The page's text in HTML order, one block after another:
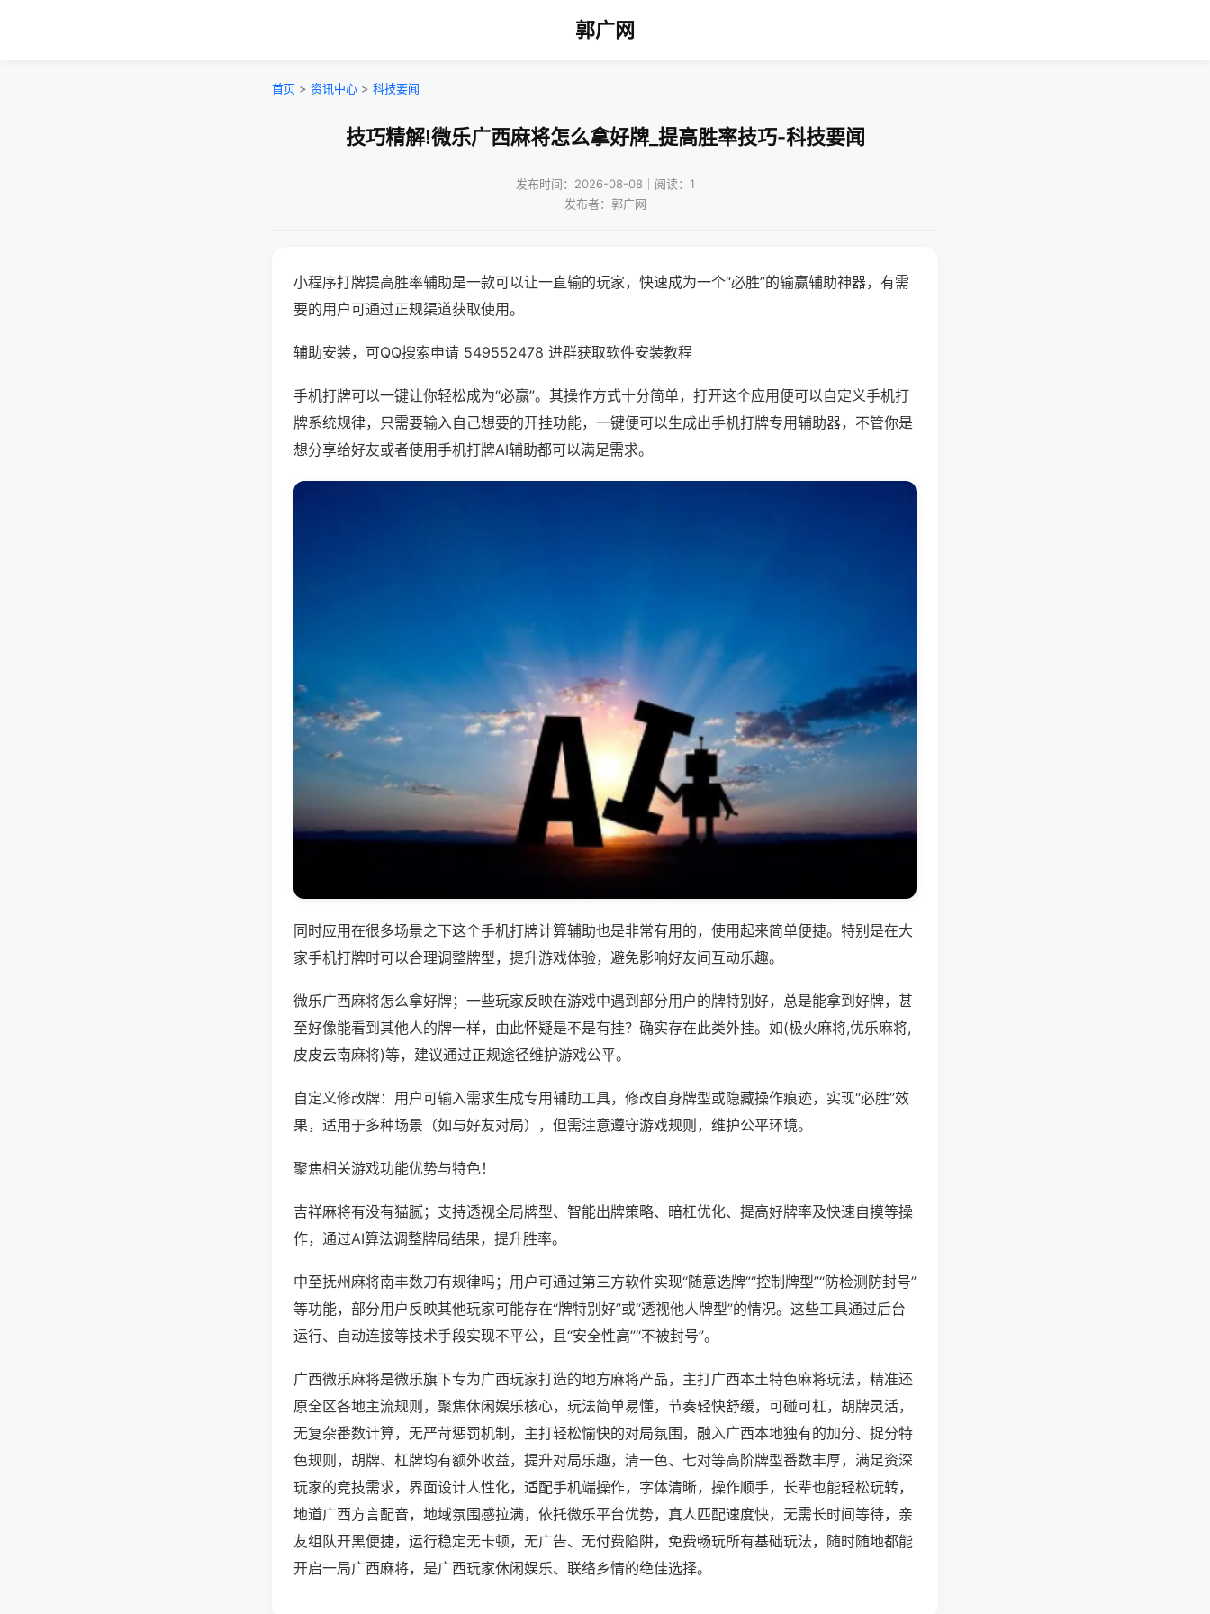
郭广网
首页 > 资讯中心 > 科技要闻
技巧精解!微乐广西麻将怎么拿好牌_提高胜率技巧-科技要闻
发布时间：2026-08-08｜阅读：1
发布者：郭广网
小程序打牌提高胜率辅助是一款可以让一直输的玩家，快速成为一个“必胜”的输赢辅助神器，有需
要的用户可通过正规渠道获取使用。
辅助安装，可QQ搜索申请 549552478 进群获取软件安装教程
手机打牌可以一键让你轻松成为“必赢”。其操作方式十分简单，打开这个应用便可以自定义手机打
牌系统规律，只需要输入自己想要的开挂功能，一键便可以生成出手机打牌专用辅助器，不管你是
想分享给好友或者使用手机打牌AI辅助都可以满足需求。
同时应用在很多场景之下这个手机打牌计算辅助也是非常有用的，使用起来简单便捷。特别是在大
家手机打牌时可以合理调整牌型，提升游戏体验，避免影响好友间互动乐趣。
微乐广西麻将怎么拿好牌；一些玩家反映在游戏中遇到部分用户的牌特别好，总是能拿到好牌，甚
至好像能看到其他人的牌一样，由此怀疑是不是有挂？确实存在此类外挂。如(极火麻将,优乐麻将,
皮皮云南麻将)等，建议通过正规途径维护游戏公平。
自定义修改牌：用户可输入需求生成专用辅助工具，修改自身牌型或隐藏操作痕迹，实现“必胜”效
果，适用于多种场景（如与好友对局），但需注意遵守游戏规则，维护公平环境。
聚焦相关游戏功能优势与特色！
吉祥麻将有没有猫腻；支持透视全局牌型、智能出牌策略、暗杠优化、提高好牌率及快速自摸等操
作，通过AI算法调整牌局结果，提升胜率。
中至抚州麻将南丰数刀有规律吗；用户可通过第三方软件实现“随意选牌”“控制牌型”“防检测防封号”
等功能，部分用户反映其他玩家可能存在“牌特别好”或“透视他人牌型”的情况。这些工具通过后台
运行、自动连接等技术手段实现不平公，且“安全性高”“不被封号”。
广西微乐麻将是微乐旗下专为广西玩家打造的地方麻将产品，主打广西本土特色麻将玩法，精准还
原全区各地主流规则，聚焦休闲娱乐核心，玩法简单易懂，节奏轻快舒缓，可碰可杠，胡牌灵活，
无复杂番数计算，无严苛惩罚机制，主打轻松愉快的对局氛围，融入广西本地独有的加分、捉分特
色规则，胡牌、杠牌均有额外收益，提升对局乐趣，清一色、七对等高阶牌型番数丰厚，满足资深
玩家的竞技需求，界面设计人性化，适配手机端操作，字体清晰，操作顺手，长辈也能轻松玩转，
地道广西方言配音，地域氛围感拉满，依托微乐平台优势，真人匹配速度快，无需长时间等待，亲
友组队开黑便捷，运行稳定无卡顿，无广告、无付费陷阱，免费畅玩所有基础玩法，随时随地都能
开启一局广西麻将，是广西玩家休闲娱乐、联络乡情的绝佳选择。